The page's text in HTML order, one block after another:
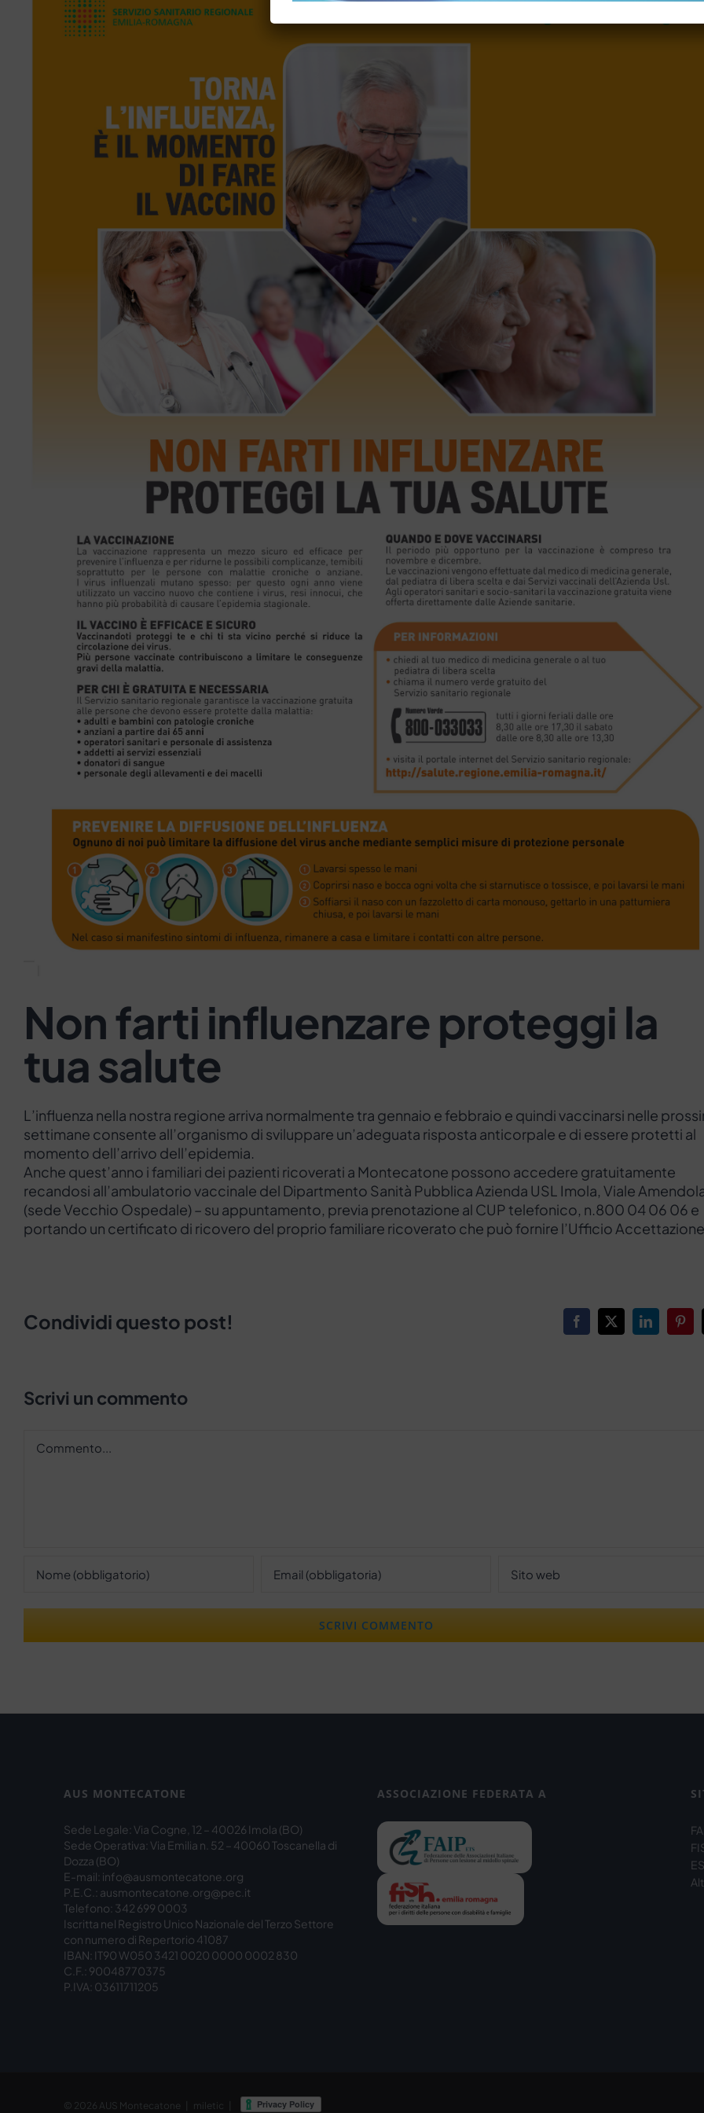
Non farti influenzare proteggi la
tua salute
L’influenza nella nostra regione arriva normalmente tra gennaio e febbraio e quindi vaccinarsi nelle
settimane consente all’organismo di sviluppare un’adeguata risposta anticorpale e di essere protetti al
momento dell’arrivo dell’epidemia.
Anche quest’anno i familiari dei pazienti ricoverati a Montecatone possono accedere gratuitamente
recandosi all’ambulatorio vaccinale del Dipartmento Sanità Pubblica Azienda USL Imola, Viale
(sede Vecchio Ospedale) – su appuntamento, previa prenotazione al CUP telefonico, n.800 04 06 06 e
portando un certificato di ricovero del proprio familiare ricoverato che può fornire l’Ufficio
Condividi questo post! Facebook
X LinkedIn
Scrivi un commento
AUS MONTECATONE
Sede Legale: Via Cogne, 12 – 40026 Imola (BO)
Sede Operativa: Via Emilia n. 52 – 40060 Toscanella di
Dozza (BO)
E-mail: info@ausmontecatone.org
P.E.C.: ausmontecatone.org@pec.it
Telefono: 342 699 0003
Iscritta nel Registro Unico Nazionale del Terzo Settore
con numero di Repertorio 41087
IBAN: IT90 W050 3421 0020 0000 0002 830
C.F.: 90048770375
P.IVA: 03611711205
ASSOCIAZIONE FEDERATA A
© 2026 AUS Montecatone miletic